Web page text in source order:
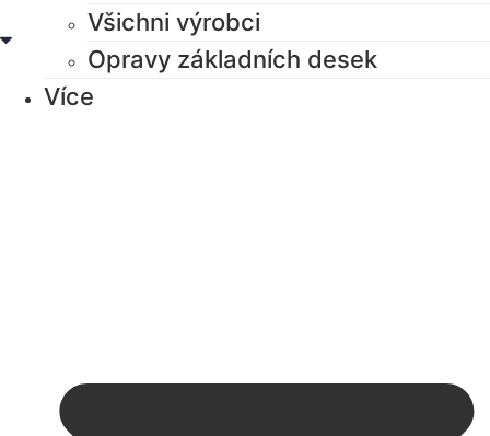
Všichni výrobci
Opravy základních desek
Více